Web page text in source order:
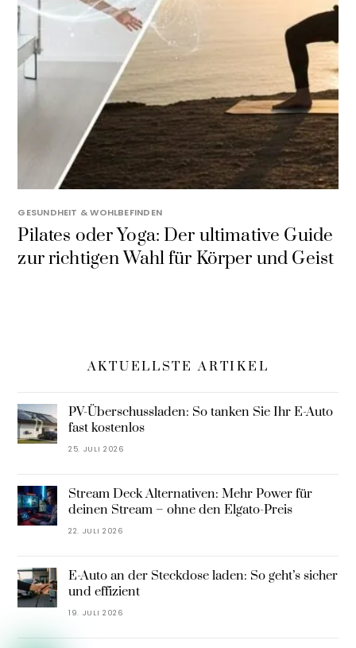
GESUNDHEIT & WOHLBEFINDEN
Pilates oder Yoga: Der ultimative Guide
zur richtigen Wahl für Körper und Geist
AKTUELLSTE ARTIKEL
PV-Überschussladen: So tanken Sie Ihr E-Auto
fast kostenlos
25. JULI 2026
Stream Deck Alternativen: Mehr Power für
deinen Stream – ohne den Elgato-Preis
22. JULI 2026
E-Auto an der Steckdose laden: So geht’s sicher
und effizient
19. JULI 2026